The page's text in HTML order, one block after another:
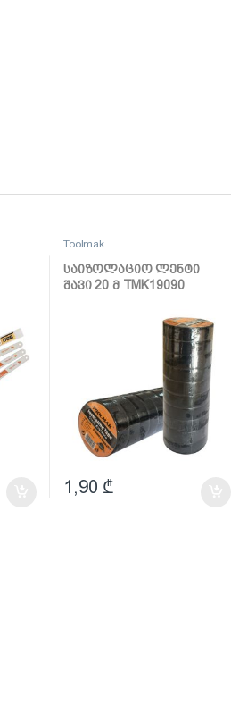
Toolmak
საიზოლაციო ლენტი
შავი 20 მ TMK19090
1,90 ₾